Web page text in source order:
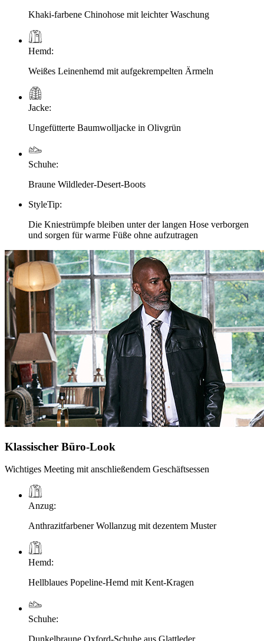
Khaki-farbene Chinohose mit leichter Waschung
Hemd:
Weißes Leinenhemd mit aufgekrempelten Ärmeln
Jacke:
Ungefütterte Baumwolljacke in Olivgrün
Schuhe:
Braune Wildleder-Desert-Boots
StyleTip:
Die Kniestrümpfe bleiben unter der langen Hose verborgen
und sorgen für warme Füße ohne aufzutragen
Klassischer Büro-Look
Wichtiges Meeting mit anschließendem Geschäftsessen
Anzug:
Anthrazitfarbener Wollanzug mit dezentem Muster
Hemd:
Hellblaues Popeline-Hemd mit Kent-Kragen
Schuhe: